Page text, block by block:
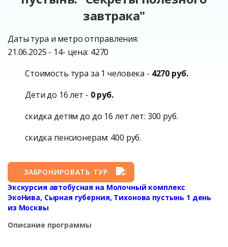
завтрака"
Даты тура и метро отправления:
21.06.2025 - 14- цена: 4270
Стоимость тура за 1 человека - 4270 руб.
Дети до 16 лет - 0 руб.
скидка детям до до 16 лет лет: 300 руб.
скидка пенсионерам: 400 руб.
ЗАБРОНИРОВАТЬ ТУР
Экскурсия автобусная на Молочный комплекс
ЭкоНива, Сырная губерния, Тихонова пустынь 1 день
из Москвы
Описание программы